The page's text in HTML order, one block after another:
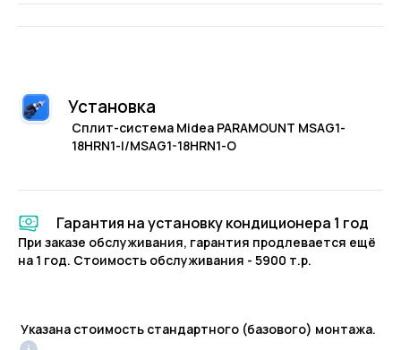
Установка
Сплит-система Midea PARAMOUNT MSAG1-
18HRN1-I/MSAG1-18HRN1-O
Гарантия на установку кондиционера 1 год
При заказе обслуживания, гарантия продлевается ещё
на 1 год. Стоимость обслуживания - 5900 т.р.
Указана стоимость стандартного (базового) монтажа.